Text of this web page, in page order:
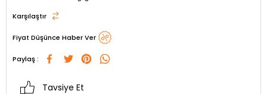
Karşılaştır
Fiyat Düşünce Haber Ver
Paylaş :
Tavsiye Et